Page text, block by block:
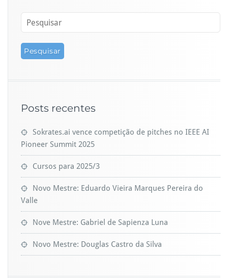
Posts recentes
Sokrates.ai vence competição de pitches no IEEE AI
Pioneer Summit 2025
Cursos para 2025/3
Novo Mestre: Eduardo Vieira Marques Pereira do
Valle
Nove Mestre: Gabriel de Sapienza Luna
Novo Mestre: Douglas Castro da Silva